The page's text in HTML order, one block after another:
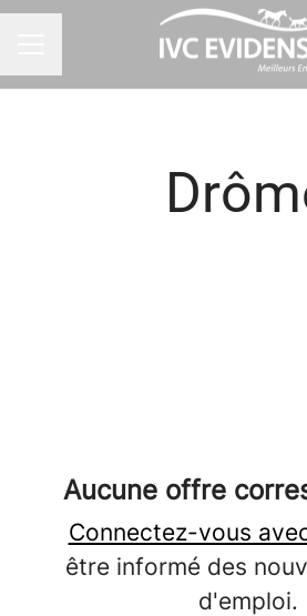
Aucune offre
Connectez-vous
être informé des
d'emploi.